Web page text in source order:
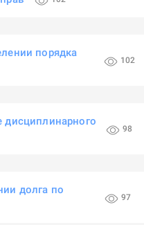
порядка
102
дисциплинарного
98
долга по
97